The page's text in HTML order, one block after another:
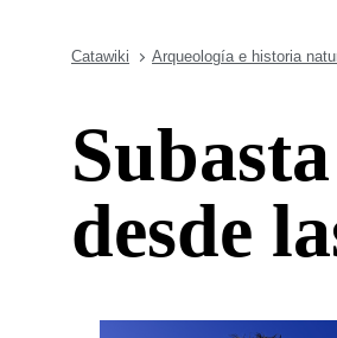
Catawiki Arqueología e historia
desde